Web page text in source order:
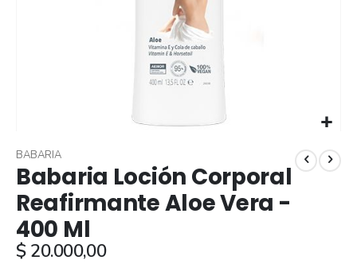
to
the
beginning
of
the
images
gallery
Babaria Loción Corporal
Reafirmante Aloe Vera -
400 Ml
BABARIA
$ 20.000,00